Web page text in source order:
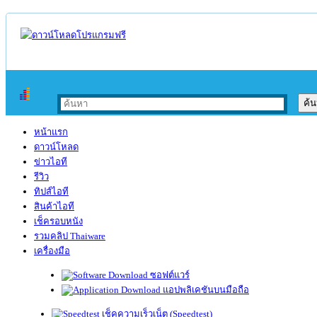
หน้าแรก
ดาวน์โหลด
ข่าวไอที
รีวิว
ทิปส์ไอที
สินค้าไอที
เช็ครอบหนัง
รวมคลิป Thaiware
เครื่องมือ
ซอฟต์แวร์
แอปพลิเคชันบนมือถือ
เช็คความเร็วเน็ต (Speedtest)